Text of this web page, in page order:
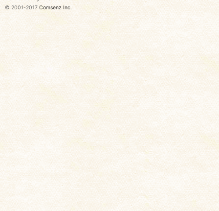
© 2001-2017 Comsenz Inc.